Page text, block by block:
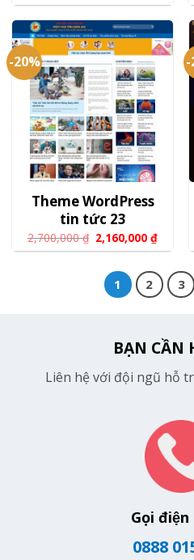
-20%
Theme WordPress
tin tức 23
2,700,000₫ 2,160,000₫
-
1 2 3
BẠN CẦN
Liên hệ với đội ngũ hỗ
Gọi
0888